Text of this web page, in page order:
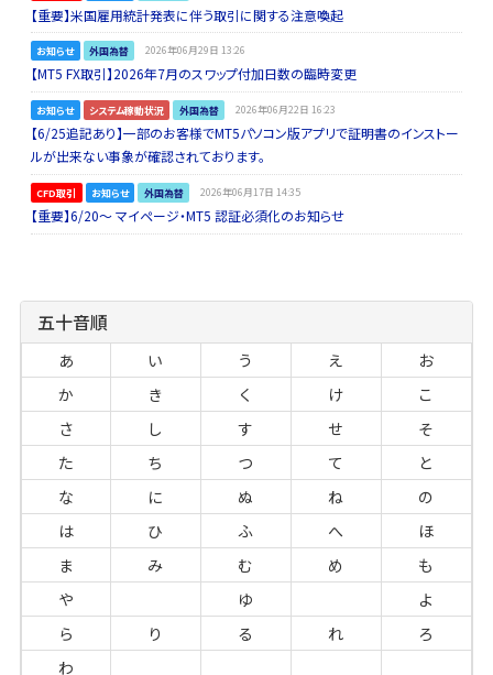
【重要】米国雇用統計発表に伴う取引に関する注意喚起
お知らせ 外国為替 2026年06月29日 13:26
【MT5 FX取引】2026年7月のスワップ付加日数の臨時変更
お知らせ システム稼動状況 外国為替 2026年06月22日 16:23
【6/25追記あり】一部のお客様でMT5パソコン版アプリで証明書のインストー
ルが出来ない事象が確認されております。
CFD取引 お知らせ 外国為替 2026年06月17日 14:35
【重要】6/20～ マイページ・MT5 認証必須化のお知らせ
五十音順
あ い う え
お
か
き く け
こ
さ
し す せ
そ
た
ち つ て
と
な
に ぬ ね
の
は
ひ ふ へ
ほ
ま
み む め
も
や
ゆ
よ
ら
り る れ
ろ
わ